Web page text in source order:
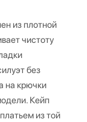
из плотной
чистоту
без
на крючки
Кейп
из той